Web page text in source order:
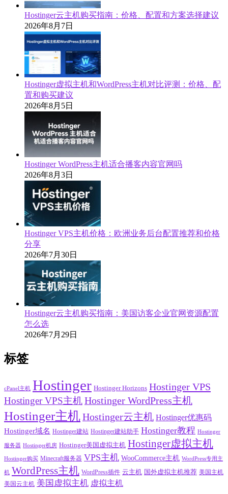
Hostinger云主机购买指南：价格、配置和方案选择建议
2026年8月7日
Hostinger虚拟主机和WordPress主机对比评测：价格、配
置和购买建议
2026年8月5日
Hostinger WordPress主机适合播客内容官网吗
2026年8月3日
Hostinger VPS主机价格：欧洲业务后台配置推荐和价格
分享
2026年7月30日
Hostinger云主机购买指南：美国访客企业官网资源配置
怎么选
2026年7月29日
标签
cPanel主机 Hostinger Hostinger Horizons Hostinger VPS
Hostinger VPS主机Hostinger WordPress主机
Hostinger主机Hostinger云主机 Hostinger优惠码
Hostinger域名 Hostinger建站 Hostinger建站助手 Hostinger教程 Hostinger
服务器 Hostinger机房 Hostinger美国虚拟主机 Hostinger虚拟主机
Hostinger购买 Minecraft服务器 VPS主机 WooCommerce主机 WordPress专用主
机 WordPress主机 WordPress插件 云主机 国外虚拟主机推荐 美国主机
美国云主机 美国虚拟主机 虚拟主机